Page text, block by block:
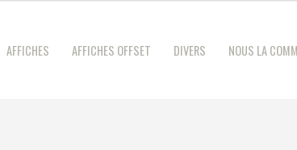
AFFICHES AFFICHES OFFSET DIVERS NOUS LA